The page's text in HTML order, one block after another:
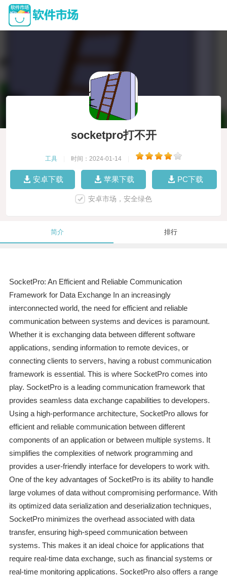
socketpro打不开
工具 时间：2024-01-14
安卓下载 苹果下载 PC下载
安卓市场，安全绿色
简介 排行
SocketPro: An Efficient and Reliable Communication
Framework for Data Exchange In an increasingly
interconnected world, the need for efficient and reliable
communication between systems and devices is paramount.
Whether it is exchanging data between different software
applications, sending information to remote devices, or
connecting clients to servers, having a robust communication
framework is essential. This is where SocketPro comes into
play. SocketPro is a leading communication framework that
provides seamless data exchange capabilities to developers.
Using a high-performance architecture, SocketPro allows for
efficient and reliable communication between different
components of an application or between multiple systems. It
simplifies the complexities of network programming and
provides a user-friendly interface for developers to work with.
One of the key advantages of SocketPro is its ability to handle
large volumes of data without compromising performance. With
its optimized data serialization and deserialization techniques,
SocketPro minimizes the overhead associated with data
transfer, ensuring high-speed communication between
systems. This makes it an ideal choice for applications that
require real-time data exchange, such as financial systems or
real-time monitoring applications. SocketPro also offers a range